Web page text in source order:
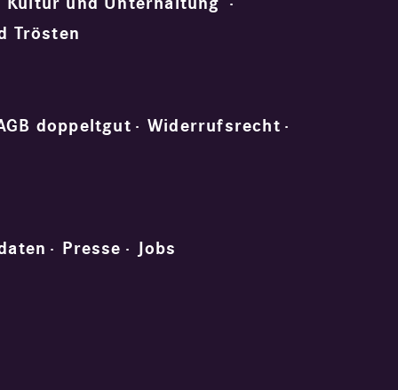
Trösten
doppeltgut Widerrufsrecht
Presse Jobs